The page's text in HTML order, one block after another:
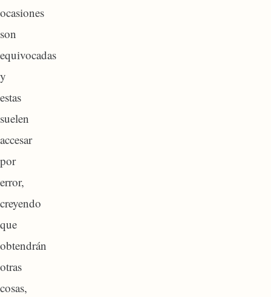
ocasiones
son
equivocadas
y
estas
suelen
accesar
por
error,
creyendo
que
obtendrán
otras
cosas,